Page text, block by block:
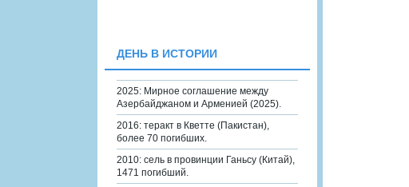
ДЕНЬ В ИСТОРИИ
2025: Мирное соглашение между
Азербайджаном и Арменией (2025).
2016: теракт в Кветте (Пакистан),
более 70 погибших.
2010: сель в провинции Ганьсу (Китай),
1471 погибший.